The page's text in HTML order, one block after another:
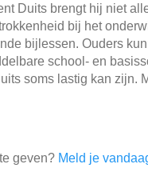
Duits brengt hij niet
bij het
bijlessen. Ouders
school- en
soms lastig kan zijn.
geven? Meld je